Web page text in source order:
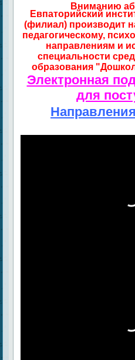
Вниманию
Евпаторийский
(филиал) производит
педагогическому,
направлениям и
специальности
образования
Электронная
для